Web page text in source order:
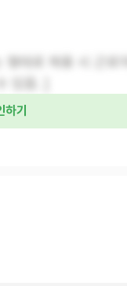
형태로 채용 시 근로
기